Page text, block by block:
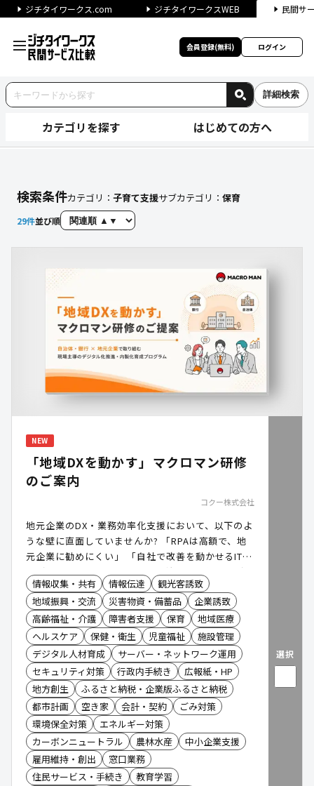
ジチタイワークス.com ジチタイワークスWEB 民間サ
会員登録(無料) ログイン
詳細検索
カテゴリを探す はじめての方へ
検索条件カテゴリ： 子育て支援サブカテゴリ： 保育
29件並び順
NEW
「地域DXを動かす」マクロマン研修
のご案内
コクー株式会社
地元企業のDX・業務効率化支援において、以下のよ
うな壁に直面していませんか? 「RPAは高額で、地
元企業に勧めにくい」 「自社で改善を動かせるIT人
材が不足している」 本日は、自治体様・銀行様がハ
ブとなり、地元企業のDXを後押しする「マクロマン
研修」のご案内です。
情報収集・共有 情報伝達
観光客誘致
地域振興・交流
災害物資・備蓄品
企業誘致
高齢福祉・介護
障害者支援 保育
地域医療
ヘルスケア
保健・衛生 児童福祉
施設管理
デジタル人材育成
サーバー・ネットワーク運用
セキュリティ対策
行政内手続き
広報紙・HP
地方創生
ふるさと納税・企業版ふるさと納税
都市計画
空き家 会計・契約
ごみ対策
環境保全対策
エネルギー対策
カーボンニュートラル
農林水産
中小企業支援
雇用維持・創出
窓口業務
住民サービス・手続き
教育学習
選択